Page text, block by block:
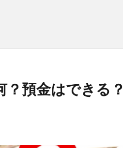
預金はできる